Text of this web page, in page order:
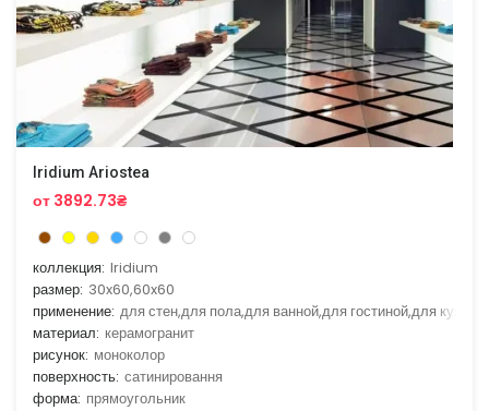
Iridium Ariostea
от 3892.73₴
коллекция: Iridium
размер: 30x60,60x60
применение: для стен,для пола,для ванной,для гостиной,для кухни
материал: керамогранит
рисунок: моноколор
поверхность: сатинировання
форма: прямоугольник